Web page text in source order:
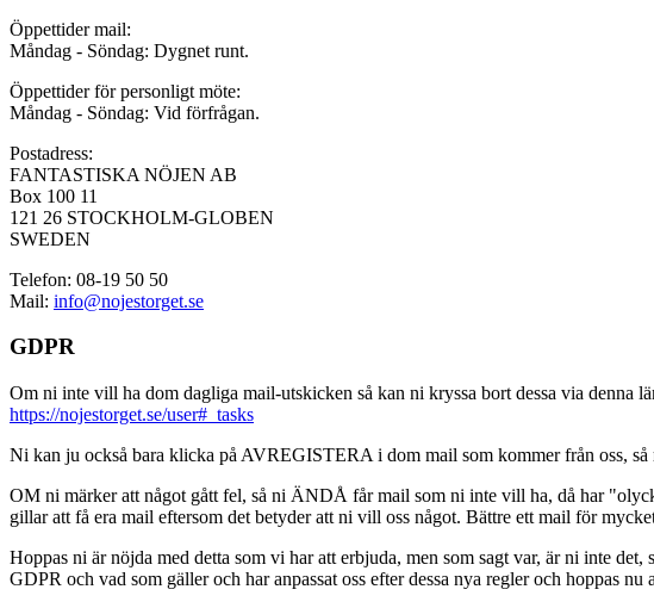
Öppettider mail:
Måndag - Söndag: Dygnet runt.
Öppettider för personligt möte:
Måndag - Söndag: Vid förfrågan.
Postadress:
FANTASTISKA NÖJEN AB
Box 100 11
121 26 STOCKHOLM-GLOBEN
SWEDEN
Telefon: 08-19 50 50
Mail: info@nojestorget.se
GDPR
Om ni inte vill ha dom dagliga mail-utskicken så kan ni kryssa bort dessa via denna
https://nojestorget.se/user#_tasks
Ni kan ju också bara klicka på AVREGISTERA i dom mail som kommer från oss,
OM ni märker att något gått fel, så ni ÄNDÅ får mail som ni inte vill ha, då har
gillar att få era mail eftersom det betyder att ni vill oss något. Bättre ett mail för
Hoppas ni är nöjda med detta som vi har att erbjuda, men som sagt var, är ni inte
GDPR och vad som gäller och har anpassat oss efter dessa nya regler och hoppas